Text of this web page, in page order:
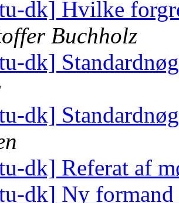
dk] Hvilke
Buchholz
dk]
dk]
dk] Referat af
dk] Ny